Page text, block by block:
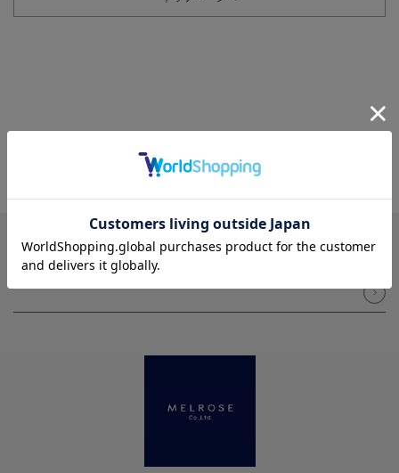
NEWSLETTER メルマガ登録